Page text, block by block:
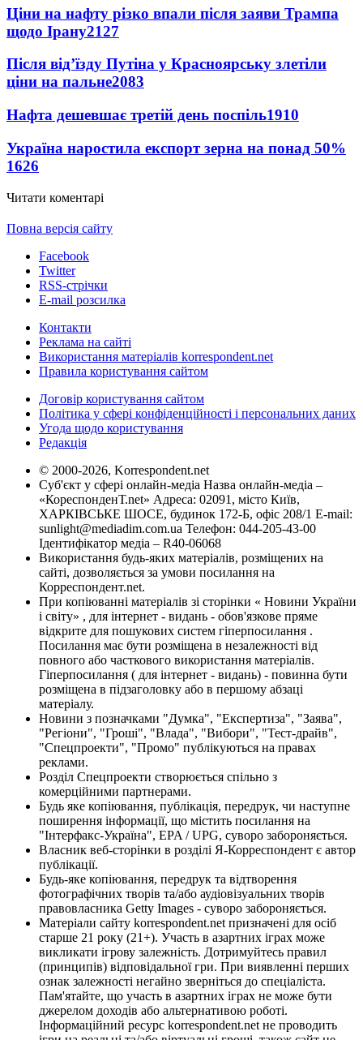
Ціни на нафту різко впали після заяви Трампа
щодо Ірану2127
Після від’їзду Путіна у Красноярську злетіли
ціни на пальне2083
Нафта дешевшає третій день поспіль1910
Україна наростила експорт зерна на понад 50%
1626
Читати коментарі
Повна версія сайту
Facebook
Twitter
RSS-стрічки
E-mail розсилка
Контакти
Реклама на сайті
Використання матеріалів korrespondent.net
Правила користування сайтом
Договір користування сайтом
Політика у сфері конфіденційності і персональних даних
Угода щодо користування
Редакція
© 2000-2026, Korrespondent.net
Суб'єкт у сфері онлайн-медіа Назва онлайн-медіа –
«КореспонденТ.net» Адреса: 02091, місто Київ,
ХАРКІВСЬКЕ ШОСЕ, будинок 172-Б, офіс 208/1 E-mail:
sunlight@mediadim.com.ua Телефон: 044-205-43-00
Ідентифікатор медіа – R40-06068
Використання будь-яких матеріалів, розміщених на
сайті, дозволяється за умови посилання на
Корреспондент.net.
При копіюванні матеріалів зі сторінки « Новини України
і світу» , для інтернет - видань - обов'язкове пряме
відкрите для пошукових систем гіперпосилання .
Посилання має бути розміщена в незалежності від
повного або часткового використання матеріалів.
Гіперпосилання ( для інтернет - видань) - повинна бути
розміщена в підзаголовку або в першому абзаці
матеріалу.
Новини з позначками "Думка", "Експертиза", "Заява",
"Регіони", "Гроші", "Влада", "Вибори", "Тест-драйв",
"Спецпроекти", "Промо" публікуються на правах
реклами.
Розділ Спецпроекти створюється спільно з
комерційними партнерами.
Будь яке копіювання, публікація, передрук, чи наступне
поширення інформації, що містить посилання на
"Інтерфакс-Україна", EPA / UPG, суворо забороняється.
Власник веб-сторінки в розділі Я-Корреспондент є автор
публікації.
Будь-яке копіювання, передрук та відтворення
фотографічних творів та/або аудіовізуальних творів
правовласника Getty Images - суворо забороняється.
Матеріали сайту korrespondent.net призначені для осіб
старше 21 року (21+). Участь в азартних іграх може
викликати ігрову залежність. Дотримуйтесь правил
(принципів) відповідальної гри. При виявленні перших
ознак залежності негайно зверніться до спеціаліста.
Пам'ятайте, що участь в азартних іграх не може бути
джерелом доходів або альтернативою роботі.
Інформаційний ресурс korrespondent.net не проводить